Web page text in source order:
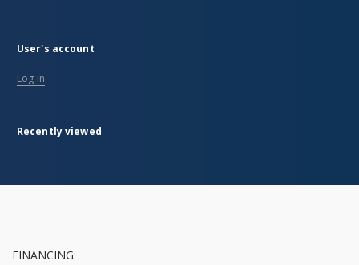
User's account
Log in
Recently viewed
FINANCING: